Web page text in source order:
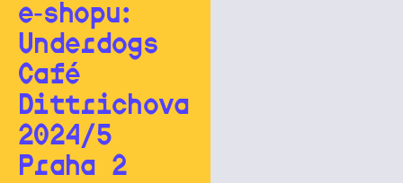
e‑shopu:
Underdogs
Café
Dittrichova
2024/5
Praha 2